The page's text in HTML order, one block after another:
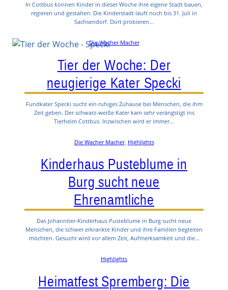
In Cottbus können Kinder in dieser Woche ihre eigene Stadt bauen,
regieren und gestalten: Die Kinderstadt läuft noch bis 31. Juli in
Sachsendorf. Dort probieren…
Die Wacher Macher
Tier der Woche: Der
neugierige Kater Specki
Fundkater Specki sucht ein ruhiges Zuhause bei Menschen, die ihm
Zeit geben. Der schwarz-weiße Kater kam sehr verängstigt ins
Tierheim Cottbus. Inzwischen wird er immer…
Die Wacher Macher, Highlights
Kinderhaus Pusteblume in
Burg sucht neue
Ehrenamtliche
Das Johanniter-Kinderhaus Pusteblume in Burg sucht neue
Menschen, die schwer erkrankte Kinder und ihre Familien begleiten
möchten. Gesucht wird vor allem Zeit, Aufmerksamkeit und die…
Highlights
Heimatfest Spremberg: Die